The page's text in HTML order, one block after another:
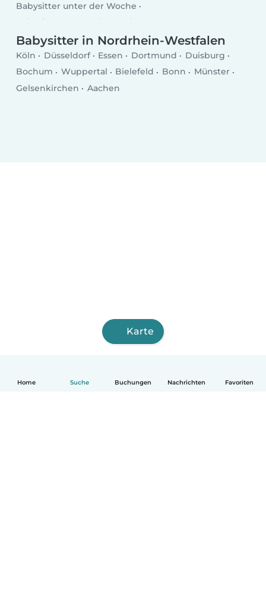
Home Suche Buchungen Nachrichten Favoriten
Babysitter unter der Woche
Babysitter am Wochenende
Babysitter in Nordrhein-Westfalen
Köln Düsseldorf Essen Dortmund
Duisburg
Bochum
Wuppertal Bielefeld Bonn
Münster
Gelsenkirchen
Aachen
Karte